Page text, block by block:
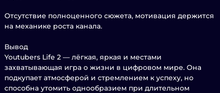
Отсутствие полноценного сюжета, мотивация держится
на механике роста канала.
Вывод
Youtubers Life 2 — лёгкая, яркая и местами
захватывающая игра о жизни в цифровом мире. Она
подкупает атмосферой и стремлением к успеху, но
способна утомить однообразием при длительном